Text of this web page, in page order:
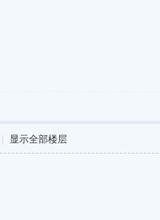
显示全部楼层